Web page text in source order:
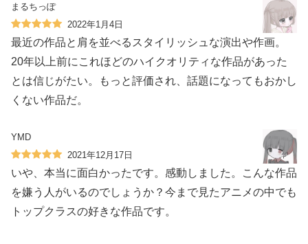
まるちっぽ
2022年1月4日
最近の作品と肩を並べるスタイリッシュな演出や作画。
20年以上前にこれほどのハイクオリティな作品があった
とは信じがたい。もっと評価され、話題になってもおかし
くない作品だ。
YMD
2021年12月17日
いや、本当に面白かったです。感動しました。こんな作品
を嫌う人がいるのでしょうか？今まで見たアニメの中でも
トップクラスの好きな作品です。